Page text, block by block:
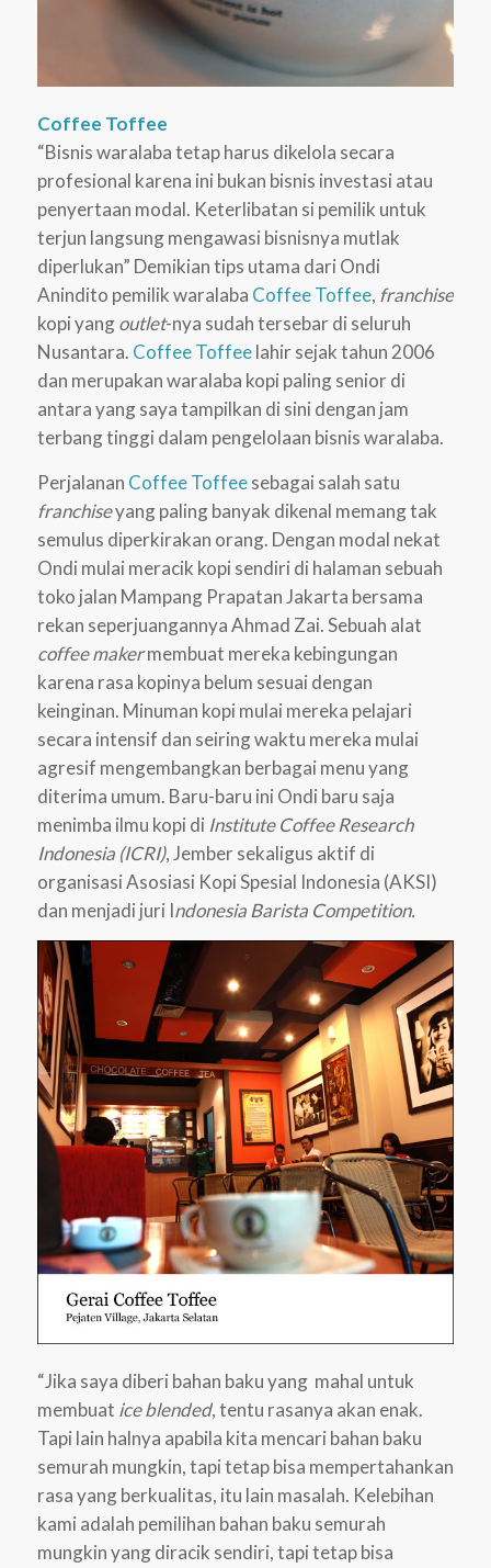
Coffee Toffee
“Bisnis waralaba tetap harus dikelola secara
profesional karena ini bukan bisnis investasi atau
penyertaan modal. Keterlibatan si pemilik untuk
terjun langsung mengawasi bisnisnya mutlak
diperlukan” Demikian tips utama dari Ondi
Anindito pemilik waralaba Coffee Toffee, franchise
kopi yangoutlet-nya sudah tersebar di seluruh
Nusantara. Coffee Toffeelahir sejak tahun 2006
dan merupakan waralaba kopi paling senior di
antara yang saya tampilkan di sini dengan jam
terbang tinggi dalam pengelolaan bisnis waralaba.
Perjalanan Coffee Toffeesebagai salah satu
franchiseyang paling banyak dikenal memang tak
semulus diperkirakan orang. Dengan modal nekat
Ondi mulai meracik kopi sendiri di halaman sebuah
toko jalan Mampang Prapatan Jakarta bersama
rekan seperjuangannya Ahmad Zai. Sebuah alat
coffee makermembuat mereka kebingungan
karena rasa kopinya belum sesuai dengan
keinginan. Minuman kopi mulai mereka pelajari
secara intensif dan seiring waktu mereka mulai
agresif mengembangkan berbagai menu yang
diterima umum. Baru-baru ini Ondi baru saja
menimba ilmu kopi di Institute Coffee Research
Indonesia (ICRI), Jember sekaligus aktif di
organisasi Asosiasi Kopi Spesial Indonesia (AKSI)
dan menjadi juri Indonesia Barista Competition.
“Jika saya diberi bahan baku yang mahal untuk
membuat ice blended, tentu rasanya akan enak.
Tapi lain halnya apabila kita mencari bahan baku
semurah mungkin, tapi tetap bisa mempertahankan
rasa yang berkualitas, itu lain masalah. Kelebihan
kami adalah pemilihan bahan baku semurah
mungkin yang diracik sendiri, tapi tetap bisa